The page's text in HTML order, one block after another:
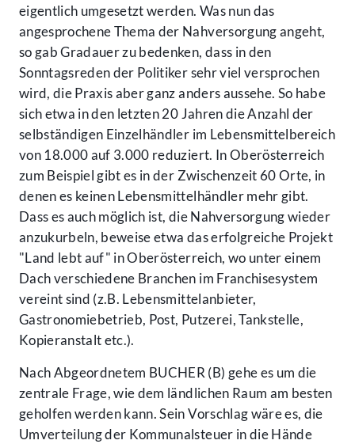
eigentlich umgesetzt werden. Was nun das
angesprochene Thema der Nahversorgung angeht,
so gab Gradauer zu bedenken, dass in den
Sonntagsreden der Politiker sehr viel versprochen
wird, die Praxis aber ganz anders aussehe. So habe
sich etwa in den letzten 20 Jahren die Anzahl der
selbständigen Einzelhändler im Lebensmittelbereich
von 18.000 auf 3.000 reduziert. In Oberösterreich
zum Beispiel gibt es in der Zwischenzeit 60 Orte, in
denen es keinen Lebensmittelhändler mehr gibt.
Dass es auch möglich ist, die Nahversorgung wieder
anzukurbeln, beweise etwa das erfolgreiche Projekt
"Land lebt auf" in Oberösterreich, wo unter einem
Dach verschiedene Branchen im Franchisesystem
vereint sind (z.B. Lebensmittelanbieter,
Gastronomiebetrieb, Post, Putzerei, Tankstelle,
Kopieranstalt etc.).
Nach Abgeordnetem BUCHER (B) gehe es um die
zentrale Frage, wie dem ländlichen Raum am besten
geholfen werden kann. Sein Vorschlag wäre es, die
Umverteilung der Kommunalsteuer in die Hände